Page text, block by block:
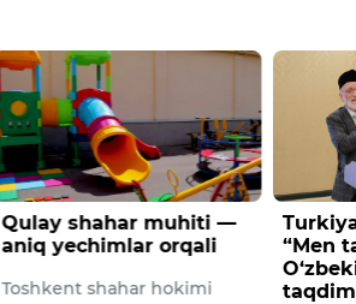
Turkiyalik olimning
“Men tanigan
taqdim etildi
1-sinf